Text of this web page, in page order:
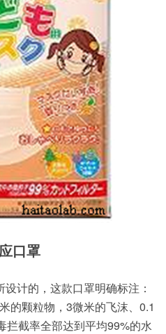
口罩
计的，这款口罩明确标注：
的颗粒物，3微米的飞沫、0.1
拦截率全部达到平均99%的水